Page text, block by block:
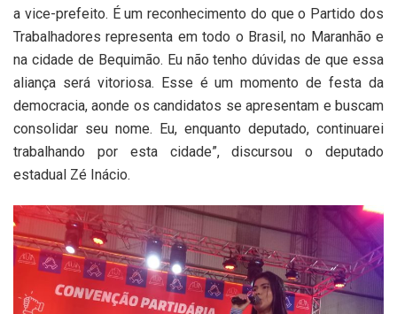
a vice-prefeito. É um reconhecimento do que o Partido dos
Trabalhadores representa em todo o Brasil, no Maranhão e
na cidade de Bequimão. Eu não tenho dúvidas de que essa
aliança será vitoriosa. Esse é um momento de festa da
democracia, aonde os candidatos se apresentam e buscam
consolidar seu nome. Eu, enquanto deputado, continuarei
trabalhando por esta cidade”, discursou o deputado
estadual Zé Inácio.